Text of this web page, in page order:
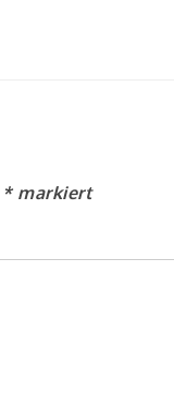
*markiert